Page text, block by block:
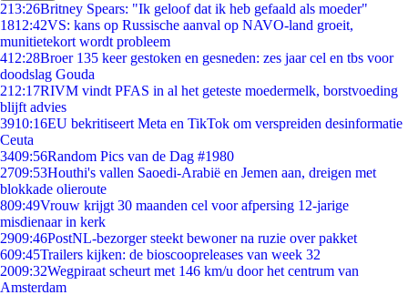
213:26Britney Spears: "Ik geloof dat ik heb gefaald als moeder"
1812:42VS: kans op Russische aanval op NAVO-land groeit,
munitietekort wordt probleem
412:28Broer 135 keer gestoken en gesneden: zes jaar cel en tbs voor
doodslag Gouda
212:17RIVM vindt PFAS in al het geteste moedermelk, borstvoeding
blijft advies
3910:16EU bekritiseert Meta en TikTok om verspreiden desinformatie
Ceuta
3409:56Random Pics van de Dag #1980
2709:53Houthi's vallen Saoedi-Arabië en Jemen aan, dreigen met
blokkade olieroute
809:49Vrouw krijgt 30 maanden cel voor afpersing 12-jarige
misdienaar in kerk
2909:46PostNL-bezorger steekt bewoner na ruzie over pakket
609:45Trailers kijken: de bioscoopreleases van week 32
2009:32Wegpiraat scheurt met 146 km/u door het centrum van
Amsterdam